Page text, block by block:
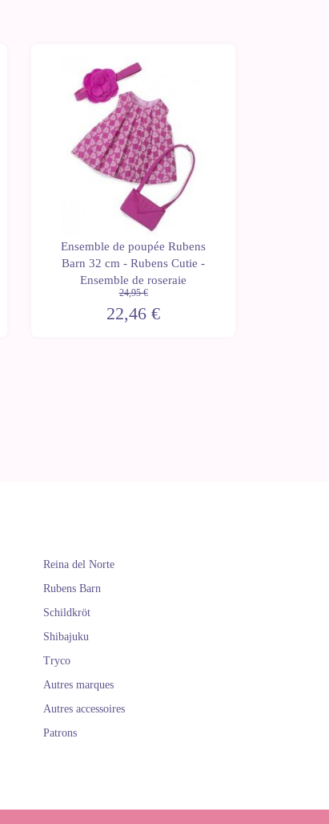
Ensemble de poupée Rubens
Barn 32 cm - Rubens Cutie -
Ensemble de roseraie
24,95 €
22,46 €
Reina del Norte
Rubens Barn
Schildkröt
Shibajuku
Tryco
Autres marques
Autres accessoires
Patrons